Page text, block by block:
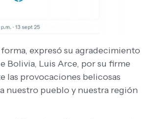
expresó su agradecimiento
Bolivia, Luis Arce, por su firme
las provocaciones belicosas
nuestro pueblo y nuestra región